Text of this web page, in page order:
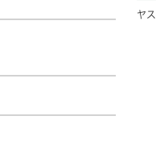
ヤ